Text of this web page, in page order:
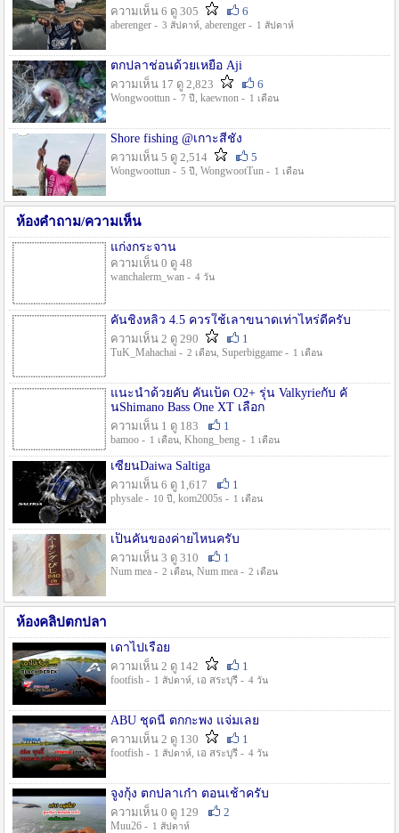
ความเห็น 6 ดู 305
6
aberenger - 3 สัปดาห์, aberenger - 1 สัปดาห์
ตกปลาช่อนด้วยเหยื่อ Aji
ความเห็น 17 ดู 2,823
6
Wongwoottun - 7 ปี , kaewnon - 1 เดือน
Shore fishing @เกาะสีชัง
ความเห็น 5 ดู 2,514
5
Wongwoottun - 5 ปี , WongwootTun - 1 เดือน
ห้องคำถาม/ความเห็น
แก่งกระจาน
ความเห็น 0 ดู 48
wanchalerm_wan - 4 วัน
คันชิงหลิว 4.5 ควรใช้เลาขนาดเท่าไหร่ดีครับ
ความเห็น 2 ดู 290
1
TuK_Mahachai - 2 เดือน, Superbiggame - 1 เดือน
แนะนำด้วยคับ คันเบ็ด O2+ รุ่น Valkyrieกับ คั
นShimano Bass One XT เลือก
ความเห็น 1 ดู 183
1
bamoo - 1 เดือน, Khong_beng - 1 เดือน
เซียนDaiwa Saltiga
ความเห็น 6 ดู 1,617
1
physale - 10 ปี , kom2005s - 1 เดือน
เป็นคันของค่ายไหนครับ
ความเห็น 3 ดู 310
1
Num mea - 2 เดือน, Num mea - 2 เดือน
ห้องคลิปตกปลา
เดาไปเรื่อย
ความเห็น 2 ดู 142
1
footfish - 1 สัปดาห์, เอ สระบุรี - 4 วัน
ABU ชุดนี้ ตกกะพง แจ่มเลย
ความเห็น 2 ดู 130
1
footfish - 1 สัปดาห์, เอ สระบุรี - 4 วัน
จูงกุ้ง ตกปลาเก๋า ตอนเช้าครับ
ความเห็น 0 ดู 129
2
Muu26 - 1 สัปดาห์